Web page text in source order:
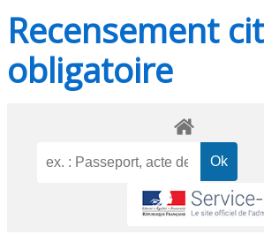
Recensement
obligatoire